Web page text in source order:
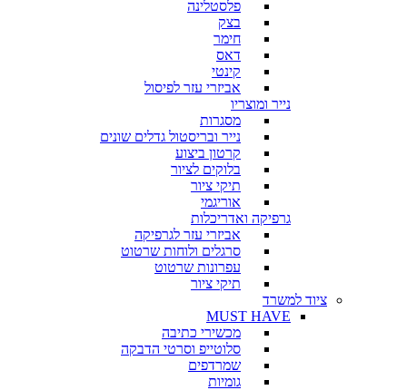
פלסטלינה
בצק
חימר
דאס
קינטי
אביזרי עזר לפיסול
נייר ומוצריו
מסגרות
נייר ובריסטול גדלים שונים
קרטון ביצוע
בלוקים לציור
תיקי ציור
אוריגמי
גרפיקה ואדריכלות
אביזרי עזר לגרפיקה
סרגלים ולוחות שרטוט
עפרונות שרטוט
תיקי ציור
ציוד למשרד
MUST HAVE
מכשירי כתיבה
סלוטייפ וסרטי הדבקה
שמרדפים
גומיות